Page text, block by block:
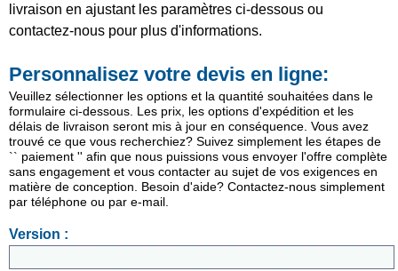
livraison en ajustant les paramètres ci-dessous ou
contactez-nous pour plus d'informations.
Personnalisez votre devis en ligne:
Veuillez sélectionner les options et la quantité souhaitées dans le
formulaire ci-dessous. Les prix, les options d'expédition et les
délais de livraison seront mis à jour en conséquence. Vous avez
trouvé ce que vous recherchiez? Suivez simplement les étapes de
`` paiement '' afin que nous puissions vous envoyer l'offre complète
sans engagement et vous contacter au sujet de vos exigences en
matière de conception. Besoin d'aide? Contactez-nous simplement
par téléphone ou par e-mail.
Version :